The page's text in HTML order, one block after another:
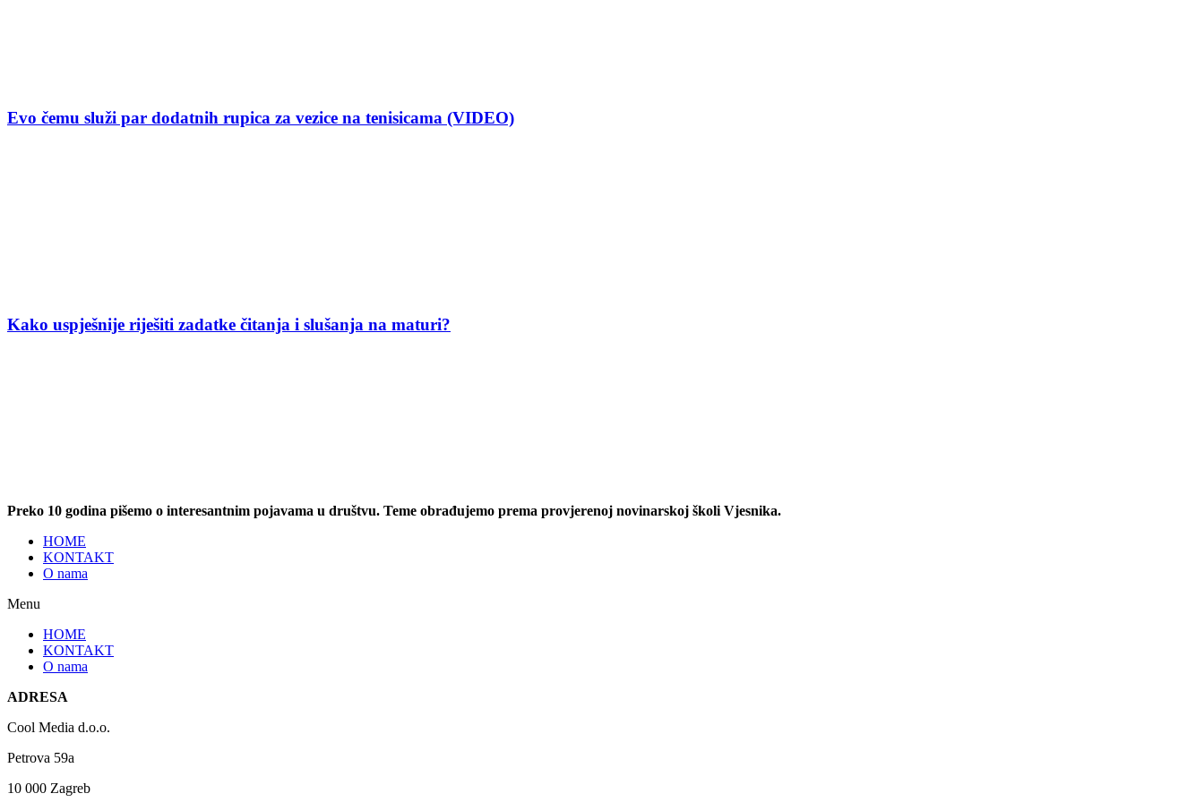
Evo čemu služi par dodatnih rupica za vezice na tenisicama (VIDEO)
Kako uspješnije riješiti zadatke čitanja i slušanja na maturi?
Preko 10 godina pišemo o interesantnim pojavama u društvu. Teme obrađujemo prema provjerenoj novinarskoj školi Vjesnika.
HOME
KONTAKT
O nama
Menu
HOME
KONTAKT
O nama
ADRESA
Cool Media d.o.o.
Petrova 59a
10 000 Zagreb